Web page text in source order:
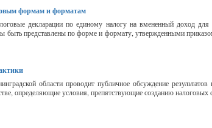
формам и форматам
декларации по единому налогу на вмененный доход для
быть представлены по форме и формату, утвержденными
области проводит публичное обсуждение результатов
определяющие условия, препятствующие созданию налоговых